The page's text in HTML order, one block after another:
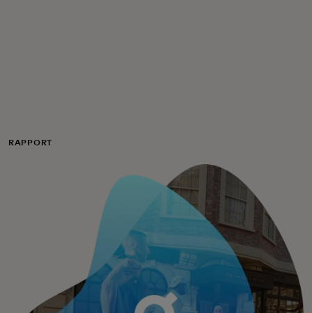
Nieuws en trends
RAPPORT